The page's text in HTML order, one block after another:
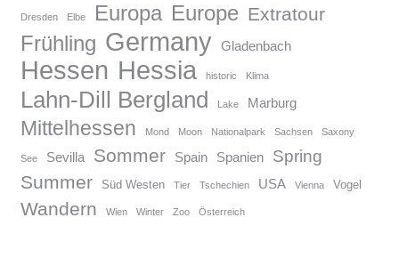
Dresden Elbe Europa Europe Extratour
Frühling Germany Gladenbach
Hessen Hessia historic Klima
Lahn-Dill Bergland Lake Marburg
Mittelhessen Mond Moon Nationalpark Sachsen Saxony
See Sevilla Sommer Spain Spanien Spring
Summer Süd Westen Tier Tschechien USA Vienna Vogel
Wandern Wien Winter Zoo Österreich